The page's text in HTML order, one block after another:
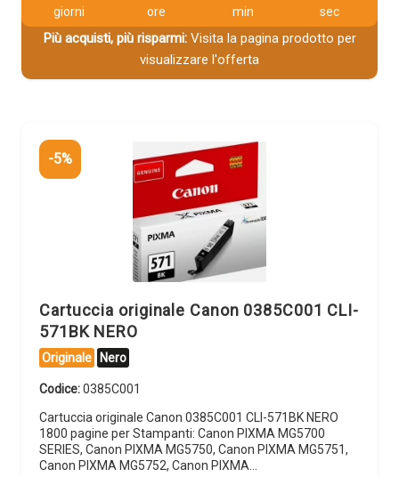
giorni ore min sec
Più acquisti, più risparmi:Visita la pagina prodotto per
visualizzare l'offerta
-5%
Cartuccia originale Canon 0385C001 CLI-
571BK NERO
Originale Nero
Codice:0385C001
Cartuccia originale Canon 0385C001 CLI-571BK NERO
1800 pagine per Stampanti: Canon PIXMA MG5700
SERIES, Canon PIXMA MG5750, Canon PIXMA MG5751,
Canon PIXMA MG5752, Canon PIXMA…